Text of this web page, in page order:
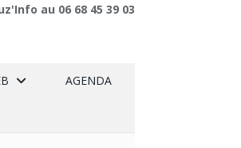
au 06 68 45 39 03
AGENDA